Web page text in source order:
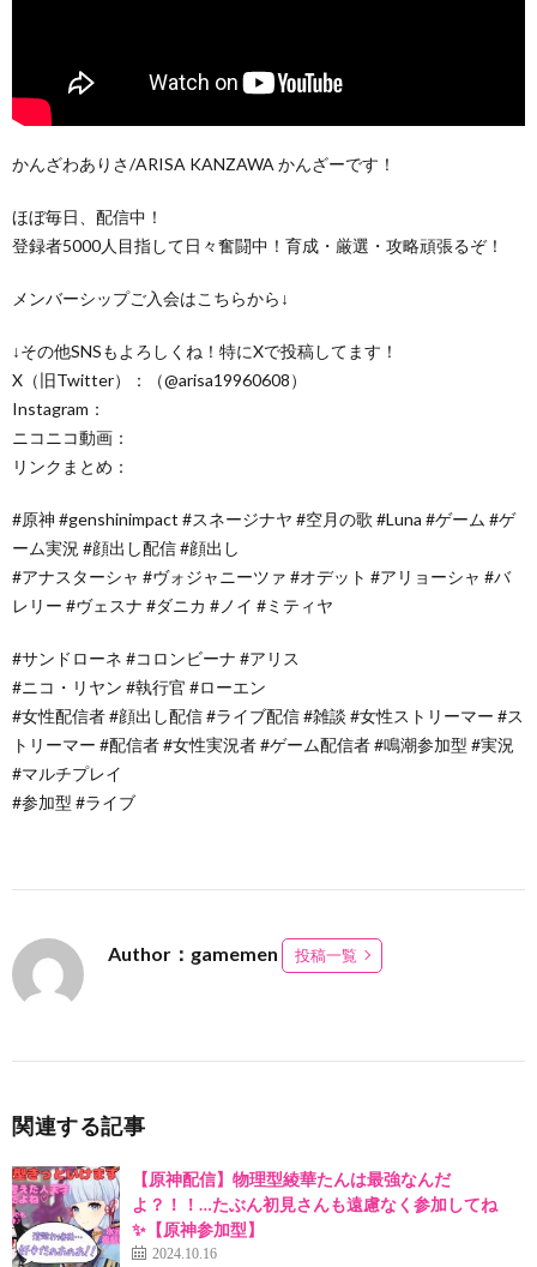
かんざわありさ/ARISA KANZAWA かんざーです！
ほぼ毎日、配信中！
登録者5000人目指して日々奮闘中！育成・厳選・攻略頑張るぞ！
メンバーシップご入会はこちらから↓
↓その他SNSもよろしくね！特にXで投稿してます！
X（旧Twitter）：（@arisa19960608）
Instagram：
ニコニコ動画：
リンクまとめ：
#原神 #genshinimpact #スネージナヤ #空月の歌 #Luna #ゲーム #ゲ
ーム実況 #顔出し配信 #顔出し
#アナスターシャ #ヴォジャニーツァ #オデット #アリョーシャ #バ
レリー #ヴェスナ #ダニカ #ノイ #ミティヤ
#サンドローネ #コロンビーナ #アリス
#ニコ・リヤン #執行官 #ローエン
#女性配信者 #顔出し配信 #ライブ配信 #雑談 #女性ストリーマー #ス
トリーマー #配信者 #女性実況者 #ゲーム配信者 #鳴潮参加型 #実況
#マルチプレイ
#参加型 #ライブ
Author：gamemen 投稿一覧
関連する記事
【原神配信】物理型綾華たんは最強なんだ
よ？！！…たぶん初見さんも遠慮なく参加してね
✨【原神参加型】
2024.10.16